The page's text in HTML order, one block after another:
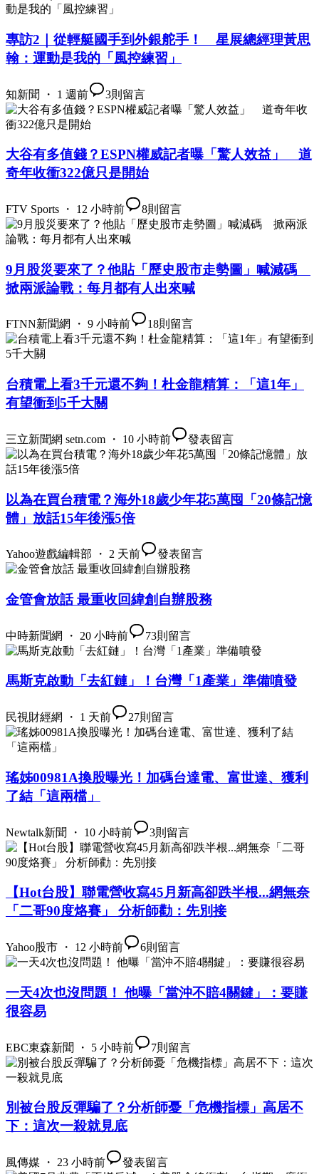
專訪2｜從輕艇國手到外銀舵手！ 星展總經理黃思
翰：運動是我的「風控練習」
知新聞 ・ 1 週前 3則留言
大谷有多值錢？ESPN權威記者曝「驚人效益」 道
奇年收衝322億只是開始
FTV Sports ・ 12 小時前 8則留言
9月股災要來了？他貼「歷史股市走勢圖」喊減碼
掀兩派論戰：每月都有人出來喊
FTNN新聞網 ・ 9 小時前 18則留言
台積電上看3千元還不夠！杜金龍精算：「這1年」
有望衝到5千大關
三立新聞網 setn.com ・ 10 小時前 發表留言
以為在買台積電？海外18歲少年花5萬囤「20條記憶
體」放話15年後漲5倍
Yahoo遊戲編輯部 ・ 2 天前 發表留言
金管會放話 最重收回緯創自辦股務
中時新聞網 ・ 20 小時前 73則留言
馬斯克啟動「去紅鏈」！台灣「1產業」準備噴發
民視財經網 ・ 1 天前 27則留言
瑤姊00981A換股曝光！加碼台達電、富世達、獲利
了結「這兩檔」
Newtalk新聞 ・ 10 小時前 3則留言
【Hot台股】聯電營收寫45月新高卻跌半根...網無奈
「二哥90度烙賽」 分析師勸：先別接
Yahoo股市 ・ 12 小時前 6則留言
一天4次也沒問題！ 他曝「當沖不賠4關鍵」：要賺
很容易
EBC東森新聞 ・ 5 小時前 7則留言
別被台股反彈騙了？分析師憂「危機指標」高居不
下：這次一殺就見底
風傳媒 ・ 23 小時前 發表留言